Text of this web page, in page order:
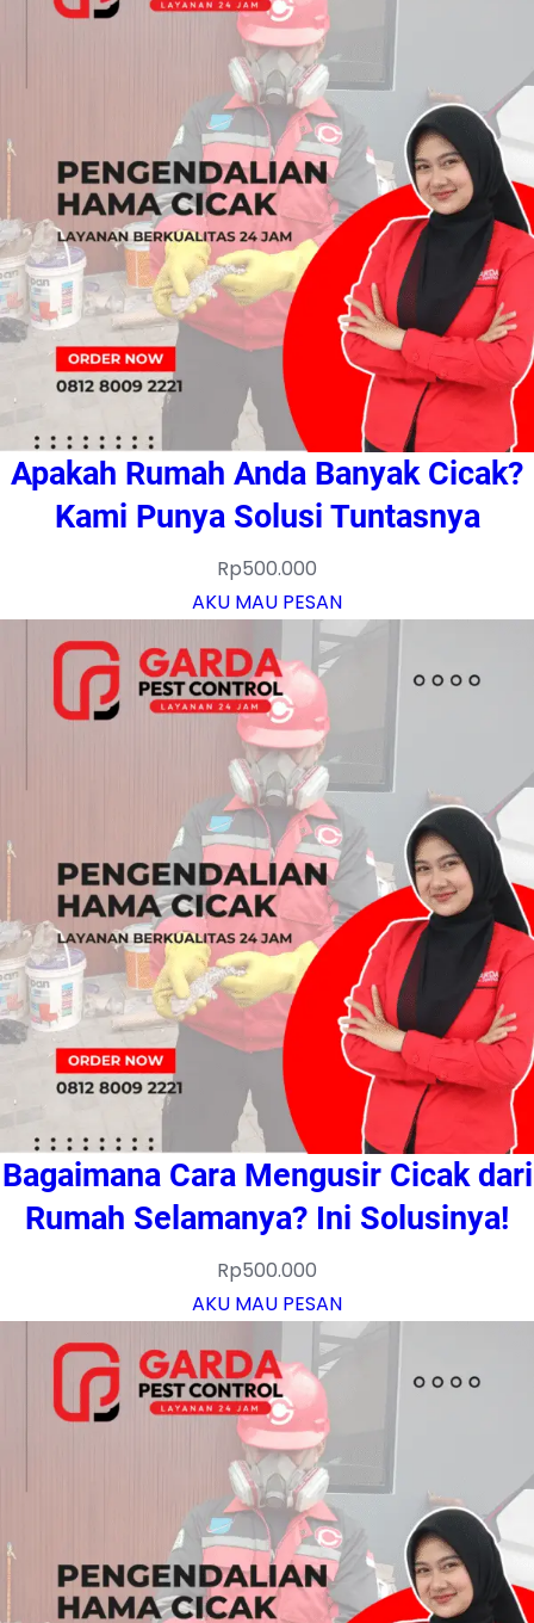
Apakah Rumah Anda Banyak Cicak?
Kami Punya Solusi Tuntasnya
Rp500.000
AKU MAU PESAN
Bagaimana Cara Mengusir Cicak dari
Rumah Selamanya? Ini Solusinya!
Rp500.000
AKU MAU PESAN